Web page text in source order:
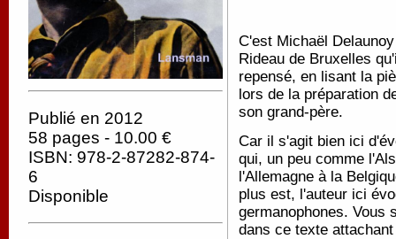
Publié en 2012
58 pages - 10.00 €
ISBN: 978-2-87282-874-
6
Disponible
C'est Michaël
Rideau de Bruxelles
repensé, en lisant la
lors de la préparation
son grand-père.
Car il s'agit bien ici
qui, un peu comme
l'Allemagne à la
plus est, l'auteur ici
germanophones. Vous
dans ce texte